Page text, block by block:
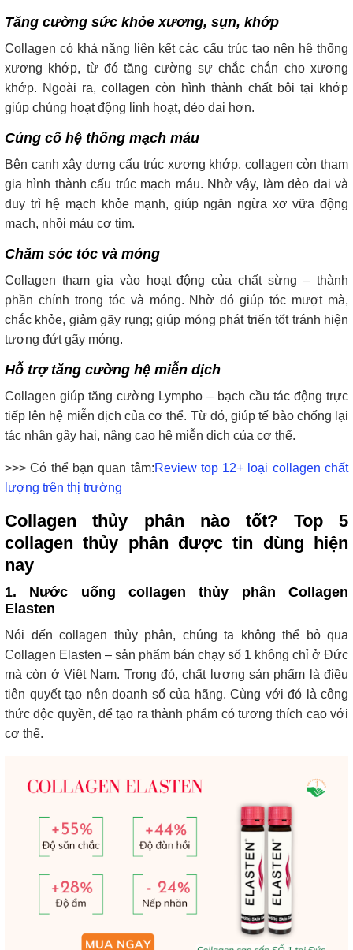
Tăng cường sức khỏe xương, sụn, khớp
Collagen có khả năng liên kết các cấu trúc tạo nên hệ thống
xương khớp, từ đó tăng cường sự chắc chắn cho xương
khớp. Ngoài ra, collagen còn hình thành chất bôi tại khớp
giúp chúng hoạt động linh hoạt, dẻo dai hơn.
Củng cố hệ thống mạch máu
Bên cạnh xây dựng cấu trúc xương khớp, collagen còn tham
gia hình thành cấu trúc mạch máu. Nhờ vậy, làm dẻo dai và
duy trì hệ mạch khỏe mạnh, giúp ngăn ngừa xơ vữa động
mạch, nhồi máu cơ tim.
Chăm sóc tóc và móng
Collagen tham gia vào hoạt động của chất sừng – thành
phần chính trong tóc và móng. Nhờ đó giúp tóc mượt mà,
chắc khỏe, giảm gãy rụng; giúp móng phát triển tốt tránh hiện
tượng đứt gãy móng.
Hỗ trợ tăng cường hệ miễn dịch
Collagen giúp tăng cường Lympho – bạch cầu tác động trực
tiếp lên hệ miễn dịch của cơ thể. Từ đó, giúp tế bào chống lại
tác nhân gây hại, nâng cao hệ miễn dịch của cơ thể.
>>> Có thể bạn quan tâm:Review top 12+ loại collagen chất
lượng trên thị trường
Collagen thủy phân nào tốt? Top 5
collagen thủy phân được tin dùng hiện
nay
1. Nước uống collagen thủy phân Collagen
Elasten
Nói đến collagen thủy phân, chúng ta không thể bỏ qua
Collagen Elasten – sản phẩm bán chạy số 1 không chỉ ở Đức
mà còn ở Việt Nam. Trong đó, chất lượng sản phẩm là điều
tiên quyết tạo nên doanh số của hãng. Cùng với đó là công
thức độc quyền, để tạo ra thành phẩm có tương thích cao với
cơ thể.